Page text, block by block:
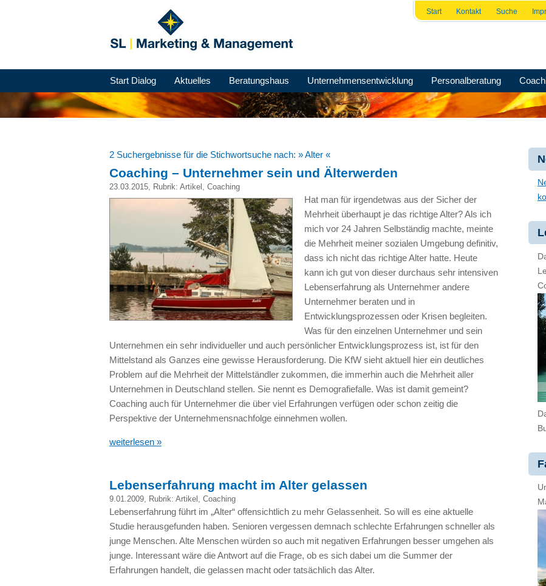
Start Kontakt Suche
Start Dialog Aktuelles Beratungshaus Unternehmensentwicklung Personalberatung
2 Suchergebnisse für die Stichwortsuche nach: » Alter «
Coaching – Unternehmer sein und Älterwerden
23.03.2015, Rubrik: Artikel , Coaching
Hat man für irgendetwas aus der Sicher der
Mehrheit überhaupt je das richtige Alter? Als ich
mich vor 24 Jahren Selbständig machte, meinte
die Mehrheit meiner sozialen Umgebung definitiv,
dass ich nicht das richtige Alter hatte. Heute
kann ich gut von dieser durchaus sehr intensiven
Lebenserfahrung als Unternehmer andere
Unternehmer beraten und in
Entwicklungsprozessen oder Krisen begleiten.
Was für den einzelnen Unternehmer und sein
Unternehmen ein sehr individueller und auch persönlicher Entwicklungsprozess ist, ist für den
Mittelstand als Ganzes eine gewisse Herausforderung. Die KfW sieht aktuell hier ein deutliches
Problem auf die Mehrheit der Mittelständler zukommen, die immerhin auch die Mehrheit aller
Unternehmen in Deutschland stellen. Sie nennt es Demografiefalle. Was ist damit gemeint?
Coaching auch für Unternehmer die über viel Erfahrungen verfügen oder schon zeitig die
Perspektive der Unternehmensnachfolge einnehmen wollen.
weiterlesen »
Lebenserfahrung macht im Alter gelassen
9.01.2009, Rubrik: Artikel , Coaching
Lebenserfahrung führt im „Alter“ offensichtlich zu mehr Gelassenheit. So will es eine aktuelle
Studie herausgefunden haben. Senioren vergessen demnach schlechte Erfahrungen schneller als
junge Menschen. Alte Menschen würden so auch mit negativen Erfahrungen besser umgehen als
junge. Interessant wäre die Antwort auf die Frage, ob es sich dabei um die Summer der
Erfahrungen handelt, die gelassen macht oder tatsächlich das Alter.